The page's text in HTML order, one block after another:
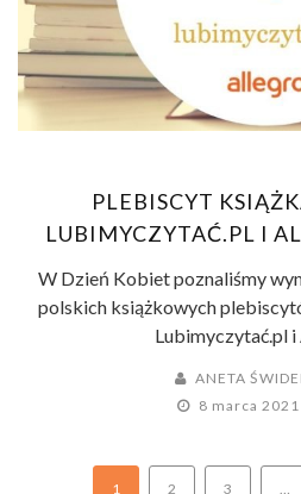
PLEBISCYT
LUBIMYCZYTAĆ.PL I
W Dzień Kobiet poznaliśmy
polskich książkowych
Lubimyczytać.pl i
ANETA
8 marca 2021
1 2 3 …